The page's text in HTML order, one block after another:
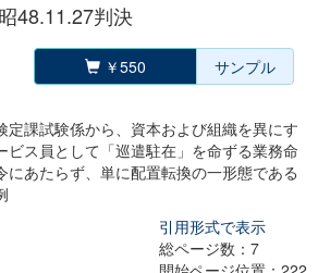
48.11.27判決
￥550 サンプル
定課試験係から、資本および組織を異にす
ビス員として「巡遣駐在」を命ずる業務命
にあたらず、単に配置転換の一形態である
引用形式で表示
総ページ数：7